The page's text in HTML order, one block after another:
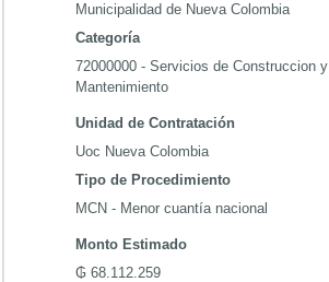
Municipalidad de Nueva Colombia
Categoría
72000000 - Servicios de Construccion y
Mantenimiento
Unidad de Contratación
Uoc Nueva Colombia
Tipo de Procedimiento
MCN - Menor cuantía nacional
Monto Estimado
₲ 68.112.259